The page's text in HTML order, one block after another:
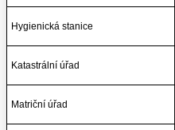
Hygienická stanice
Katastrální úřad
Matriční úřad